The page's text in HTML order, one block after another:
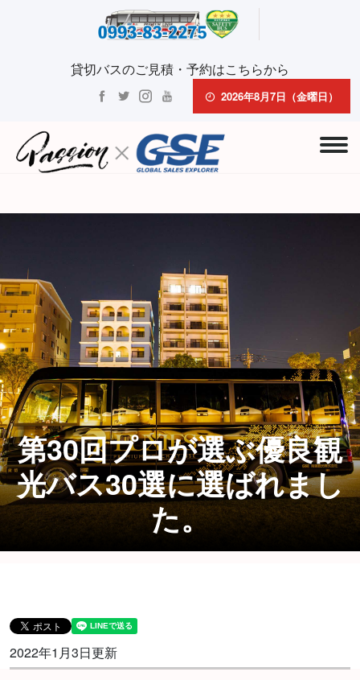
貸切バスのご見積・予約はこちらから
2026年8月7日（金曜日）
第30回プロが選ぶ優良観
光バス30選に選ばれまし
た。
2022年1月3日更新